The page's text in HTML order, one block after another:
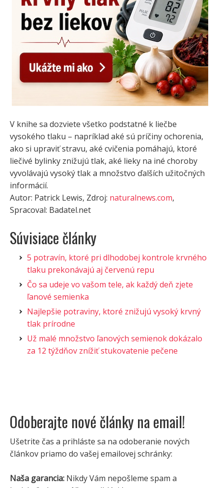
V knihe sa dozviete všetko podstatné k liečbe
vysokého tlaku – napríklad aké sú príčiny ochorenia,
ako si upraviť stravu, aké cvičenia pomáhajú, ktoré
liečivé bylinky znižujú tlak, aké lieky na iné choroby
vyvolávajú vysoký tlak a množstvo ďalších užitočných
informácií.
Autor: Patrick Lewis, Zdroj: naturalnews.com,
Spracoval: Badatel.net
Súvisiace články
5 potravín, ktoré pri dlhodobej kontrole krvného
tlaku prekonávajú aj červenú repu
Čo sa udeje vo vašom tele, ak každý deň zjete
ľanové semienka
Najlepšie potraviny, ktoré znižujú vysoký krvný
tlak prírodne
Už malé množstvo ľanových semienok dokázalo
za 12 týždňov znížiť stukovatenie pečene
Odoberajte nové články na email!
Ušetrite čas a prihláste sa na odoberanie nových
článkov priamo do vašej emailovej schránky:
Naša garancia: Nikdy Vám nepošleme spam a